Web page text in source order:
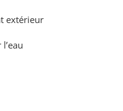
extérieur